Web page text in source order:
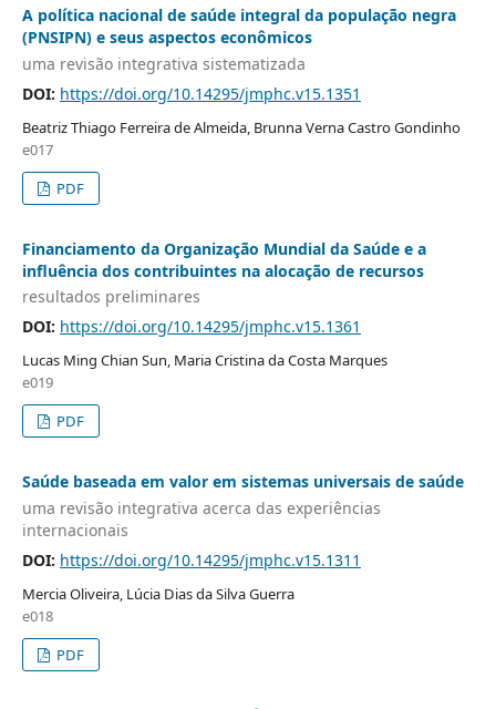
A política nacional de saúde integral da população negra
(PNSIPN) e seus aspectos econômicos
uma revisão integrativa sistematizada
DOI: https://doi.org/10.14295/jmphc.v15.1351
Beatriz Thiago Ferreira de Almeida, Brunna Verna Castro Gondinho
e017
PDF
Financiamento da Organização Mundial da Saúde e a
influência dos contribuintes na alocação de recursos
resultados preliminares
DOI: https://doi.org/10.14295/jmphc.v15.1361
Lucas Ming Chian Sun, Maria Cristina da Costa Marques
e019
PDF
Saúde baseada em valor em sistemas universais de saúde
uma revisão integrativa acerca das experiências
internacionais
DOI: https://doi.org/10.14295/jmphc.v15.1311
Mercia Oliveira, Lúcia Dias da Silva Guerra
e018
PDF